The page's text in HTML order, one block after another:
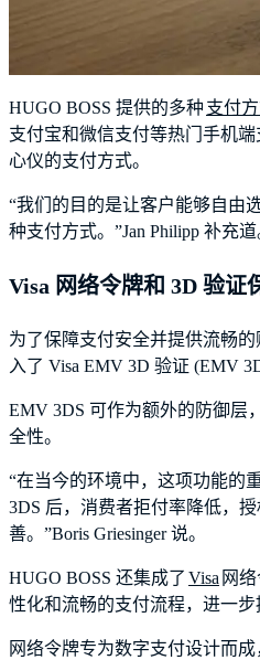
HUGO BOSS 提供的多种 支付
支付宝和微信支付等热门手机
心仪的支付方式。
“我们的目的是让客户能够自由
种支付方式。”Jan Philipp 补充道
Visa 网络令牌和 3D 验证
为了保障支付安全并提供流畅
入了 Visa EMV 3D 验证 (EMV
EMV 3DS 可作为额外的防御层
全性。
“在当今的环境中，这项功能的
3DS 后，消费者拒付率降低，
善。”Boris Griesinger 说。
HUGO BOSS 还集成了 Visa 网
性化和流畅的支付流程，进一步
网络令牌专为数字支付设计而